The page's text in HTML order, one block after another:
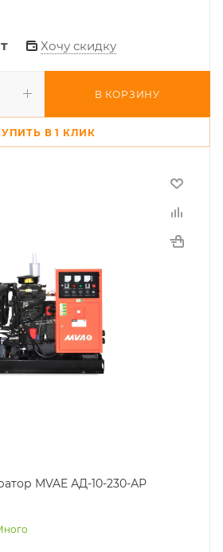
Хочу скидку
В КОРЗИНУ
В 1 КЛИК
MVAE АД-10-230-АР